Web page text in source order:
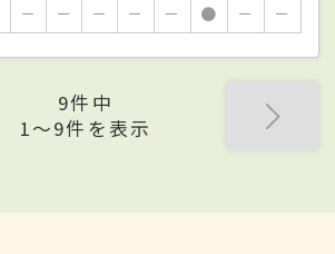
－ － － － － ● － －
9件中
1〜9件を表示